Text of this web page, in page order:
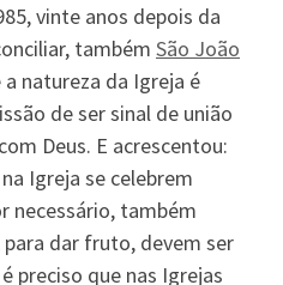
vinte anos depois da
também São João
natureza da Igreja é
de ser sinal de união
Deus. E acrescentou:
Igreja se celebrem
necessário, também
dar fruto, devem ser
preciso que nas Igrejas